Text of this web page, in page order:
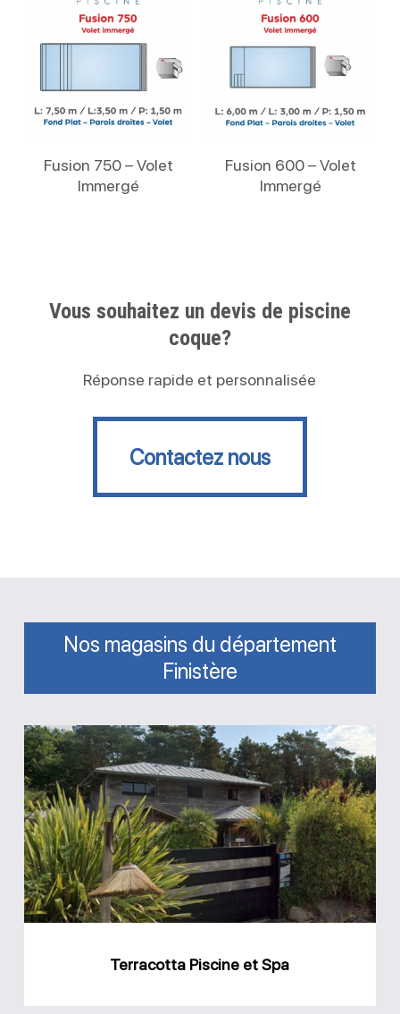
Fusion 750 – Volet
Immergé
Fusion 600 – Volet
Immergé
Vous souhaitez un devis de piscine
coque?
Réponse rapide et personnalisée
Contactez nous
Contactez nous
Nos magasins du département
Finistère
Terracotta
Piscine
et
Spa
Terracotta Piscine et Spa